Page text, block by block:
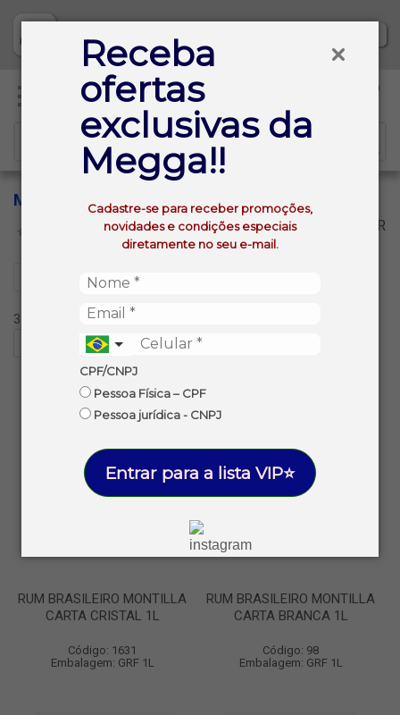
Receba
ofertas
exclusivas da
Megga!!
Cadastre-se para receber promoções,
novidades e condições especiais
diretamente no seu e-mail.
CPF/CNPJ
Pessoa Física – CPF
Pessoa jurídica - CNPJ
Entrar para a lista VIP⭐
MONTILLA
VOLTAR
MONTILLA
3 produtos ordenados por:
RUM BRASILEIRO MONTILLA
CARTA CRISTAL 1L
Código: 1631
Embalagem: GRF 1L
RUM BRASILEIRO MONTILLA
CARTA BRANCA 1L
Código: 98
Embalagem: GRF 1L